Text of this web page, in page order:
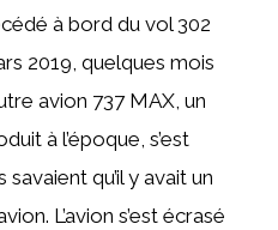
à bord du vol 302
2019, quelques mois
avion 737 MAX, un
à l’époque, s’est
qu’il y avait un
L’avion s’est écrasé